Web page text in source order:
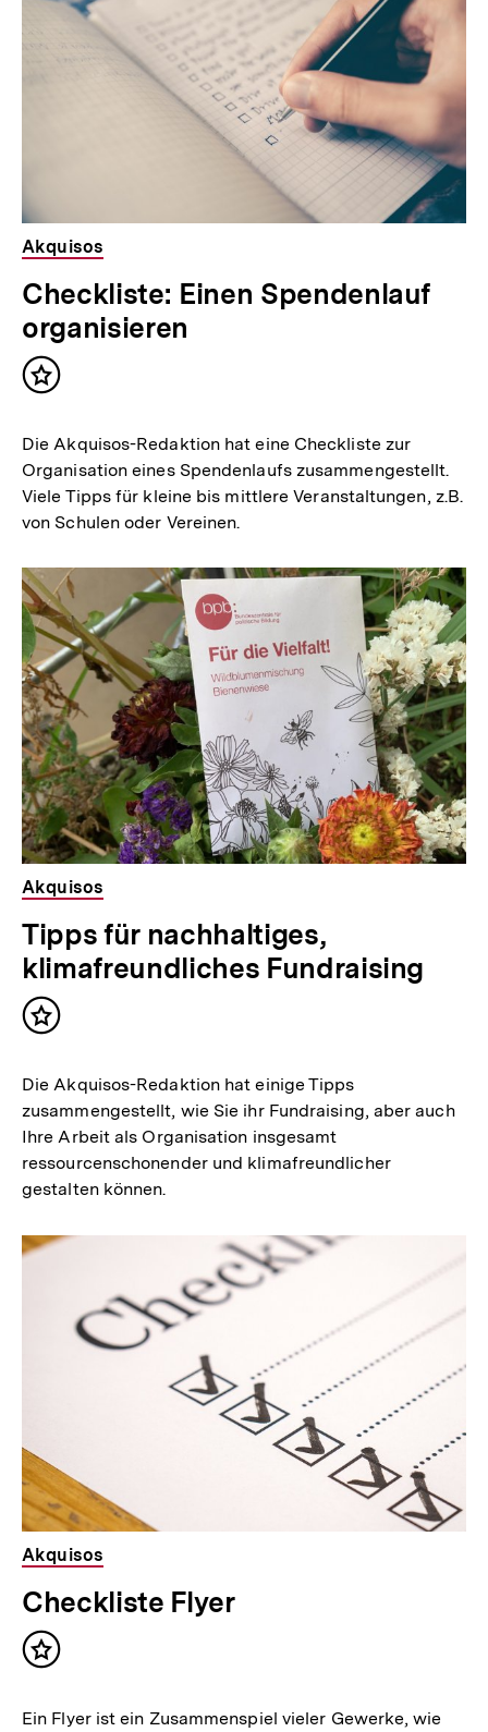
Akquisos
Checkliste: Einen Spendenlauf
organisieren
Inhalt
Die Akquisos-Redaktion hat eine Checkliste zur
Organisation eines Spendenlaufs zusammengestellt.
Viele Tipps für kleine bis mittlere Veranstaltungen, z.B.
von Schulen oder Vereinen.
Akquisos
Tipps für nachhaltiges,
klimafreundliches Fundraising
Inhalt
Die Akquisos-Redaktion hat einige Tipps
zusammengestellt, wie Sie ihr Fundraising, aber auch
Ihre Arbeit als Organisation insgesamt
ressourcenschonender und klimafreundlicher
gestalten können.
Akquisos
Checkliste Flyer
Inhalt
Ein Flyer ist ein Zusammenspiel vieler Gewerke, wie